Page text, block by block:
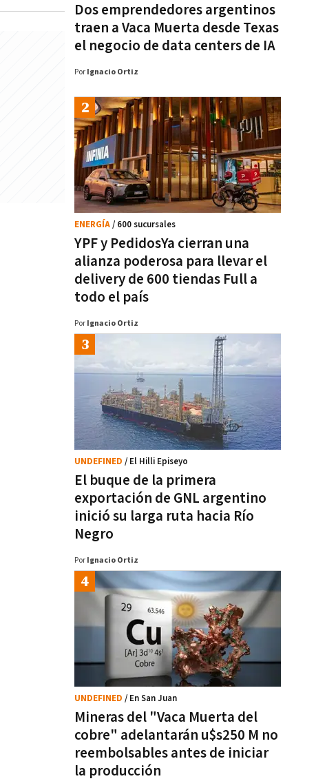
Dos emprendedores argentinos
traen a Vaca Muerta desde Texas
el negocio de data centers de IA
Por Ignacio Ortiz
YPF y PedidosYa cierran una
alianza poderosa para llevar el
delivery de 600 tiendas Full a
todo el país
ENERGÍA/ 600 sucursales
Por Ignacio Ortiz
El buque de la primera
exportación de GNL argentino
inició su larga ruta hacia Río
Negro
UNDEFINED / El Hilli Episeyo
Por Ignacio Ortiz
Mineras del "Vaca Muerta del
cobre" adelantarán u$s250 M no
reembolsables antes de iniciar
la producción
UNDEFINED / En San Juan